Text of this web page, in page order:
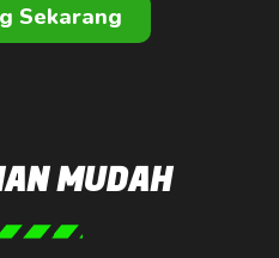
Sekarang
MUDAH